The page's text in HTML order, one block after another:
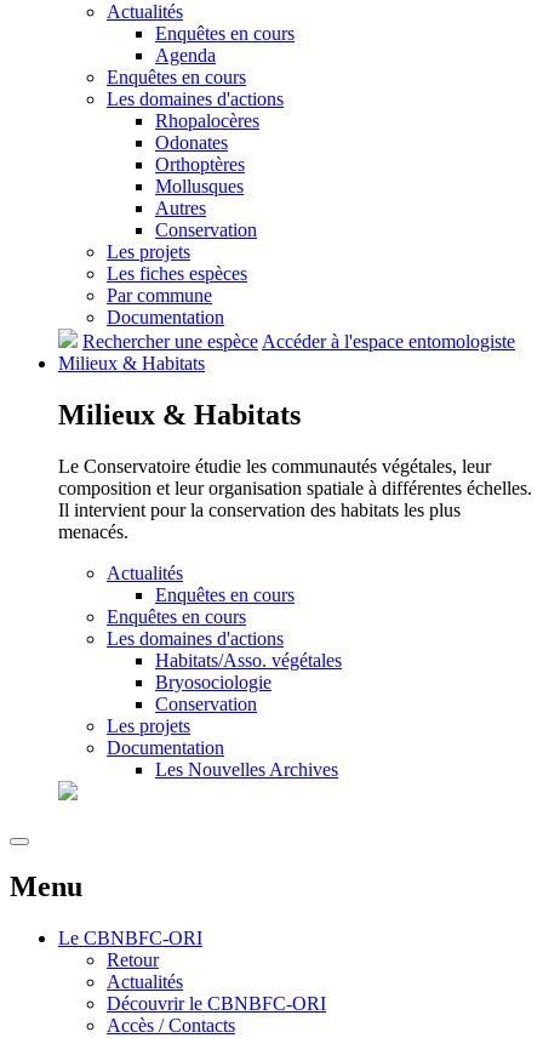
Actualités
Enquêtes en cours
Agenda
Enquêtes en cours
Les domaines d'actions
Rhopalocères
Odonates
Orthoptères
Mollusques
Autres
Conservation
Les projets
Les fiches espèces
Par commune
Documentation
Rechercher une espèce Accéder à l'espace entomologiste
Milieux & Habitats
Milieux & Habitats
Le Conservatoire étudie les communautés végétales, leur
composition et leur organisation spatiale à différentes échelles.
Il intervient pour la conservation des habitats les plus
menacés.
Actualités
Enquêtes en cours
Enquêtes en cours
Les domaines d'actions
Habitats/Asso. végétales
Bryosociologie
Conservation
Les projets
Documentation
Les Nouvelles Archives
Menu
Le CBNBFC-ORI
Retour
Actualités
Découvrir le CBNBFC-ORI
Accès / Contacts